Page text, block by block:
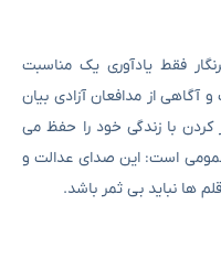
فقط یادآوری یک مناسبت
از مدافعان آزادی بیان
با زندگی خود را حفظ می
عمومی است: این صدای عدالت و
ها نباید بی ثمر باشد.